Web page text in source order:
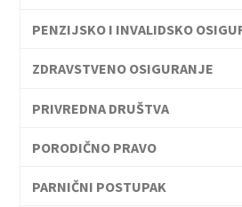
PENZIJSKO I INVALIDSKO
ZDRAVSTVENO OSIGURANJE
PRIVREDNA DRUŠTVA
PORODIČNO PRAVO
PARNIČNI POSTUPAK